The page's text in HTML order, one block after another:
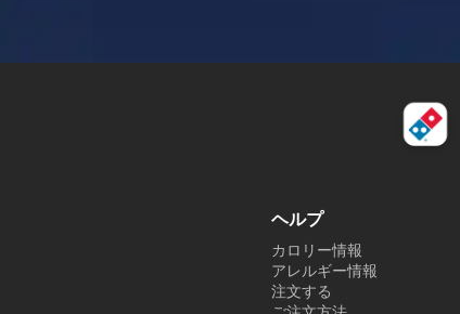
ヘルプ
カロリー情報
アレルギー情報
注文する